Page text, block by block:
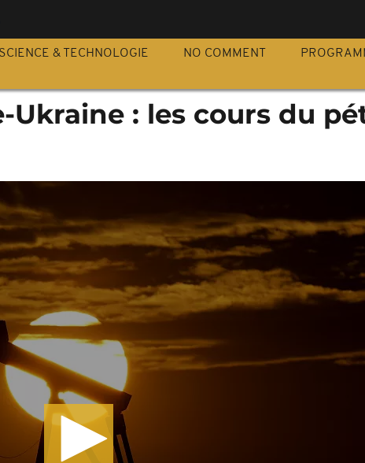
SCIENCE & TECHNOLOGIE NO COMMENT
Ukraine : les cours du